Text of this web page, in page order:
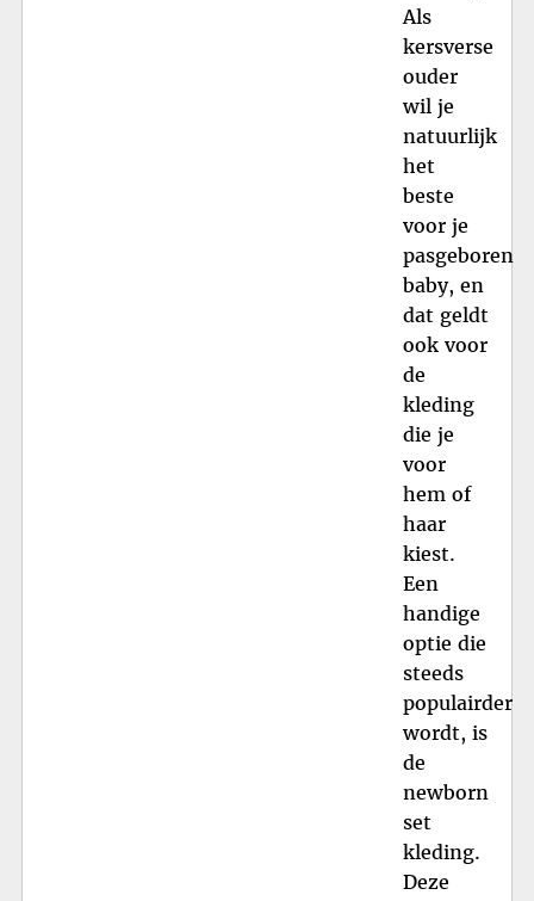
Als
kersverse
ouder
wil je
natuurlijk
het
beste
voor je
pasgeboren
baby, en
dat geldt
ook voor
de
kleding
die je
voor
hem of
haar
kiest.
Een
handige
optie die
steeds
populairder
wordt, is
de
newborn
set
kleding.
Deze